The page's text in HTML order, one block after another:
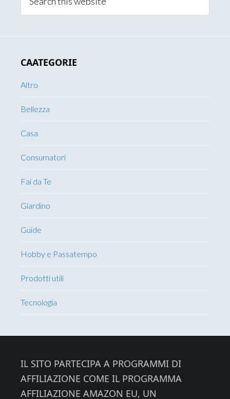
this
CAATEGORIE
Altro
Bellezza
Casa
Consumatori
Fai da Te
Giardino
Guide
Hobby e Passatempo
Prodotti utili
Tecnologia
IL SITO PARTECIPA A PROGRAMMI DI
AFFILIAZIONE COME IL PROGRAMMA
AFFILIAZIONE AMAZON EU, UN